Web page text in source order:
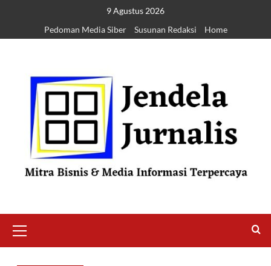
9 Agustus 2026
Pedoman Media Siber
Susunan Redaksi Home